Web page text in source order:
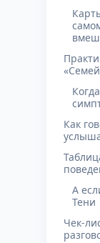
Как
А
Тени
Чек-